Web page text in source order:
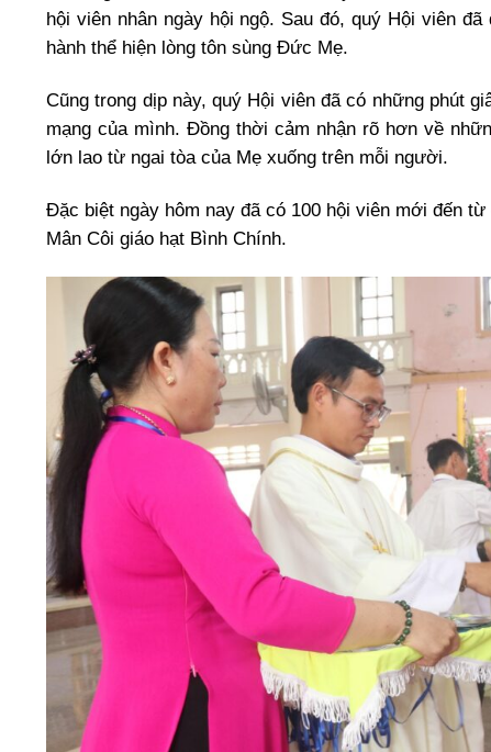
hội viên nhân ngày hội ngộ. Sau đó, quý Hội viên
hành thể hiện lòng tôn sùng Đức Mẹ.
Cũng trong dịp này, quý Hội viên đã có những phút
mạng của mình. Đồng thời cảm nhận rõ hơn về
lớn lao từ ngai tòa của Mẹ xuống trên mỗi người.
Đặc biệt ngày hôm nay đã có 100 hội viên mới đến
Mân Côi giáo hạt Bình Chính.